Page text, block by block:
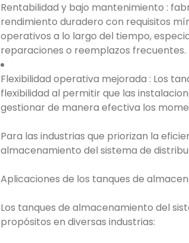
Rentabilidad y bajo mantenimiento :
rendimiento duradero con requisitos
operativos a lo largo del tiempo,
reparaciones o reemplazos frecuentes.
Flexibilidad operativa mejorada : Los
flexibilidad al permitir que las
gestionar de manera efectiva los
Para las industrias que priorizan la
almacenamiento del sistema de
Aplicaciones de los tanques de
Los tanques de almacenamiento del
propósitos en diversas industrias: